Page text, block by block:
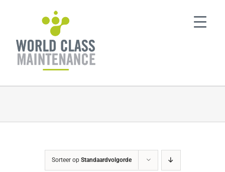
Sorteer op Standaardvolgorde